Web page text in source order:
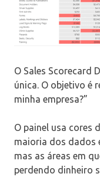
O Sales Scorecard
única. O objetivo é
minha empresa?”
O painel usa cores
maioria dos dados
mas as áreas em
perdendo dinheiro